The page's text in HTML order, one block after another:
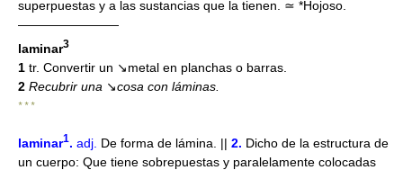
superpuestas y a las sustancias que la tienen. ≃ *Hojoso.
————————
laminar3
1 tr. Convertir un ↘metal en planchas o barras.
2 Recubrir una ↘cosa con láminas.
* * *
laminar1. adj. De forma de lámina. || 2. Dicho de la estructura de
un cuerpo: Que tiene sobrepuestas y paralelamente colocadas